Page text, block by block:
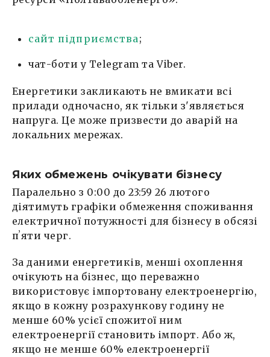
сайт підприємства;
чат-боти у Telegram та Viber.
Енергетики закликають не вмикати всі
прилади одночасно, як тільки з'являється
напруга. Це може призвести до аварій на
локальних мережах.
Яких обмежень очікувати бізнесу
Паралельно з 0:00 до 23:59 26 лютого
діятимуть графіки обмеження споживання
електричної потужності для бізнесу в обсязі
пʼяти черг.
За даними енергетиків, менші охоплення
очікують на бізнес, що переважно
використовує імпортовану електроенергію,
якщо в кожну розрахункову годину не
менше 60% усієї спожитої ним
електроенергії становить імпорт. Або ж,
якщо не менше 60% електроенергії